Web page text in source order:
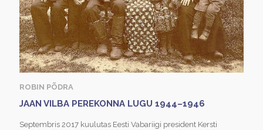
ROBIN PÕDRA
JAAN VILBA PEREKONNA LUGU 1944–1946
Septembris 2017 kuulutas Eesti Vabariigi president Kersti